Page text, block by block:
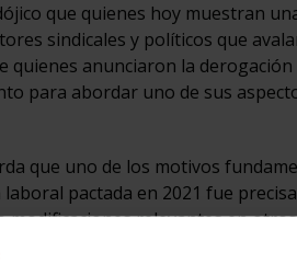
que quienes hoy muestran
sindicales y políticos que
quienes anunciaron la
para abordar uno de sus
que uno de los motivos
pactada en 2021 fue
relevantes en
relacionados con la